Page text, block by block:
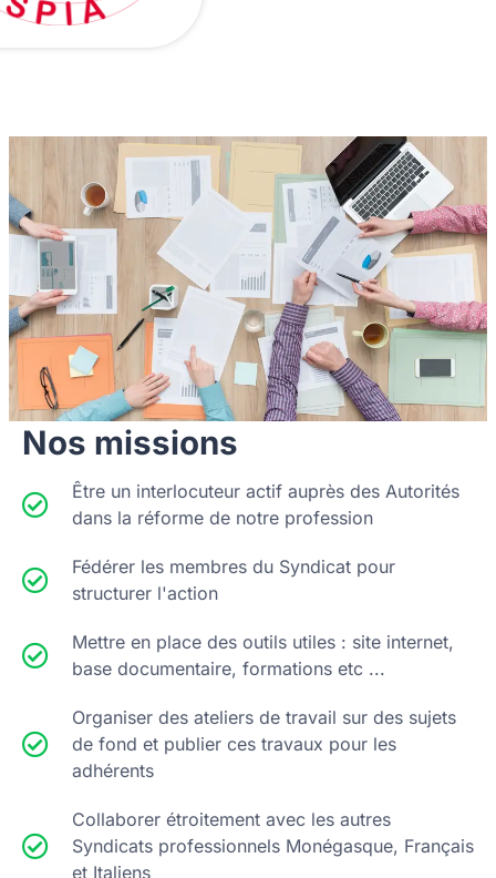
Nos missions
Être un interlocuteur actif auprès des Autorités
dans la réforme de notre profession
Fédérer les membres du Syndicat pour
structurer l'action
Mettre en place des outils utiles : site internet,
base documentaire, formations etc ...
Organiser des ateliers de travail sur des sujets
de fond et publier ces travaux pour les
adhérents
Collaborer étroitement avec les autres
Syndicats professionnels Monégasque, Français
et Italiens